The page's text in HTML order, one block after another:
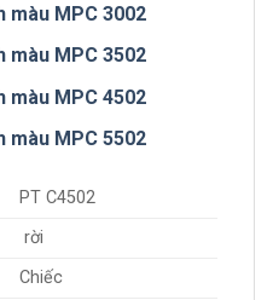
MPC 3002
MPC 3502
MPC 4502
màu MPC 5502
PT C4502
rời
Chiếc